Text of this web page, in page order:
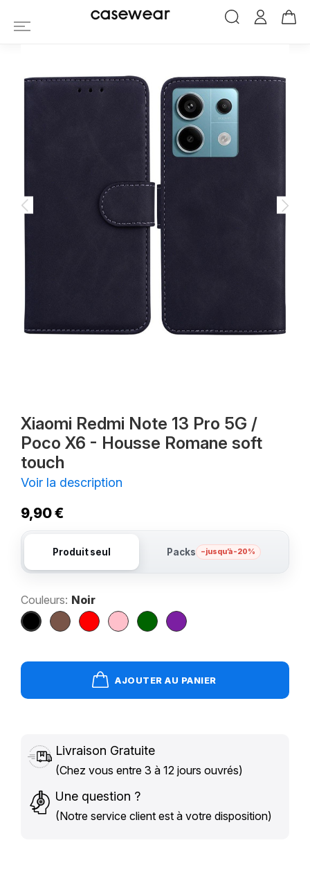
Housse Xiaomi Redmi Note 13 Pro 5G /
casewear
Xiaomi Redmi Note 13 Pro 5G /
Poco X6 - Housse Romane soft
touch
Voir la description
9,90 €
Produit seul Packs – jusqu’à -20%
Couleurs: Noir
Noir MarronRougeRose Vert
Violet
AJOUTER AU PANIER
Livraison Gratuite
(Chez vous entre 3 à 12 jours ouvrés)
Une question ?
(Notre service client est à votre disposition)